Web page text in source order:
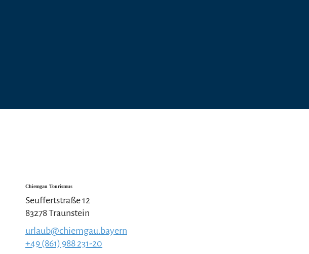
Chiemgau Tourismus
Seuffertstraße 12
83278 Traunstein
urlaub@chiemgau.bayern
+49 (861) 988 231-20